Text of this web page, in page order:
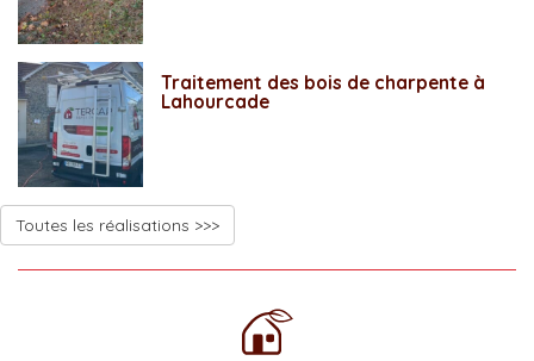
Traitement des bois de charpente à
Lahourcade
Toutes les réalisations >>>